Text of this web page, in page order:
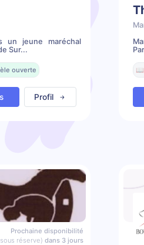
un jeune maréchal
Sur...
ouverte
Profil
Prochaine disponibilité
réserve) dans 3 jours